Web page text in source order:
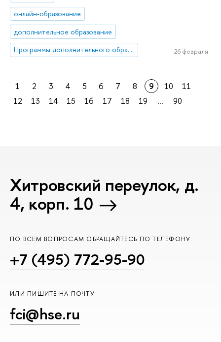
онлайн-образование
дополнительное образование
Программы дополнительного образования Школы коммуникаций
26 февраля
1 2 3 4 5 6 7 8 9 10
11
12
13 14 15 16 17 18 19 ... 90
Хитровский переулок, д.
4, корп. 10
ПО ВСЕМ ВОПРОСАМ ОБРАЩАЙТЕСЬ ПО ТЕЛЕФОНУ
+7 (495) 772-95-90
ИЛИ ПИШИТЕ НА ПОЧТУ
fci@hse.ru